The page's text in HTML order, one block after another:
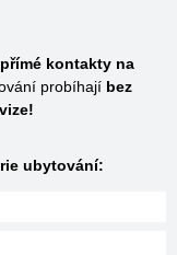
přímé kontakty na
probíhají bez
ubytování: